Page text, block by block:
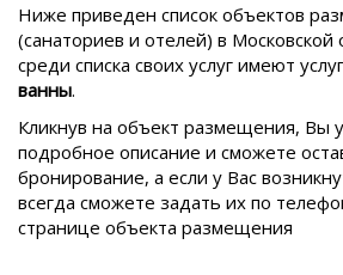
Ниже приведен список объектов
(санаториев и отелей) в Московской
среди списка своих услуг имеют
ванны.
Кликнув на объект размещения, Вы
подробное описание и сможете
бронирование, а если у Вас
всегда сможете задать их по
странице объекта размещения